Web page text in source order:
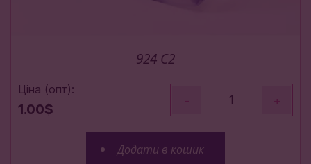
924 C2
Ціна (опт):
1.00$
- +
Додати в кошик